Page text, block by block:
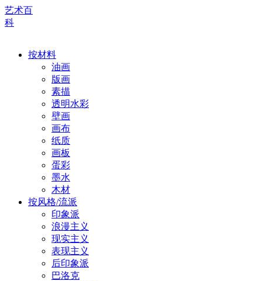
艺术百
科
按材料
油画
版画
素描
透明水彩
壁画
画布
纸质
画板
蛋彩
墨水
木材
按风格/流派
印象派
浪漫主义
现实主义
表现主义
后印象派
巴洛克